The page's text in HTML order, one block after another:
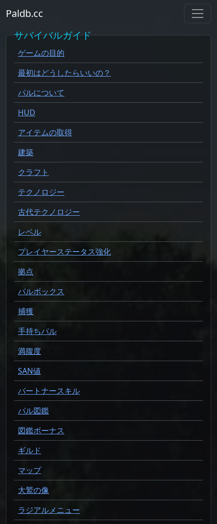
Paldb.cc
サバイバルガイド
ゲームの目的
最初はどうしたらいいの？
パルについて
HUD
アイテムの取得
建築
クラフト
テクノロジー
古代テクノロジー
レベル
プレイヤーステータス強化
拠点
パルボックス
捕獲
手持ちパル
満腹度
SAN値
パートナースキル
パル図鑑
図鑑ボーナス
ギルド
マップ
大鷲の像
ラジアルメニュー